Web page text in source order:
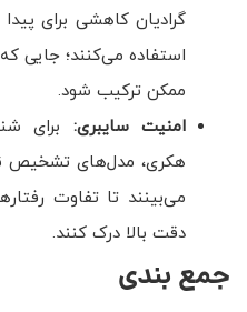
گرادیان کاهشی برای
استفاده می‌کنند؛ جایی
ممکن ترکیب شود.
امنیت سایبری: برای
هکری، مدل‌های تشخیص
می‌بینند تا تفاوت
دقت بالا درک کنند.
جمع بندی